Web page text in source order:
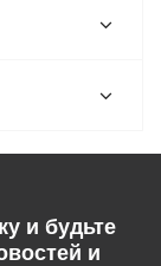
и будьте
и